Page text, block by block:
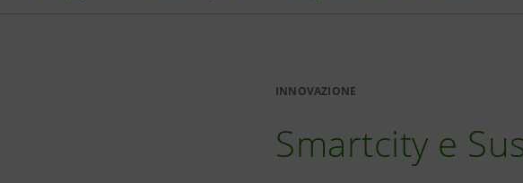
INNOVAZIONE
Smartcity e